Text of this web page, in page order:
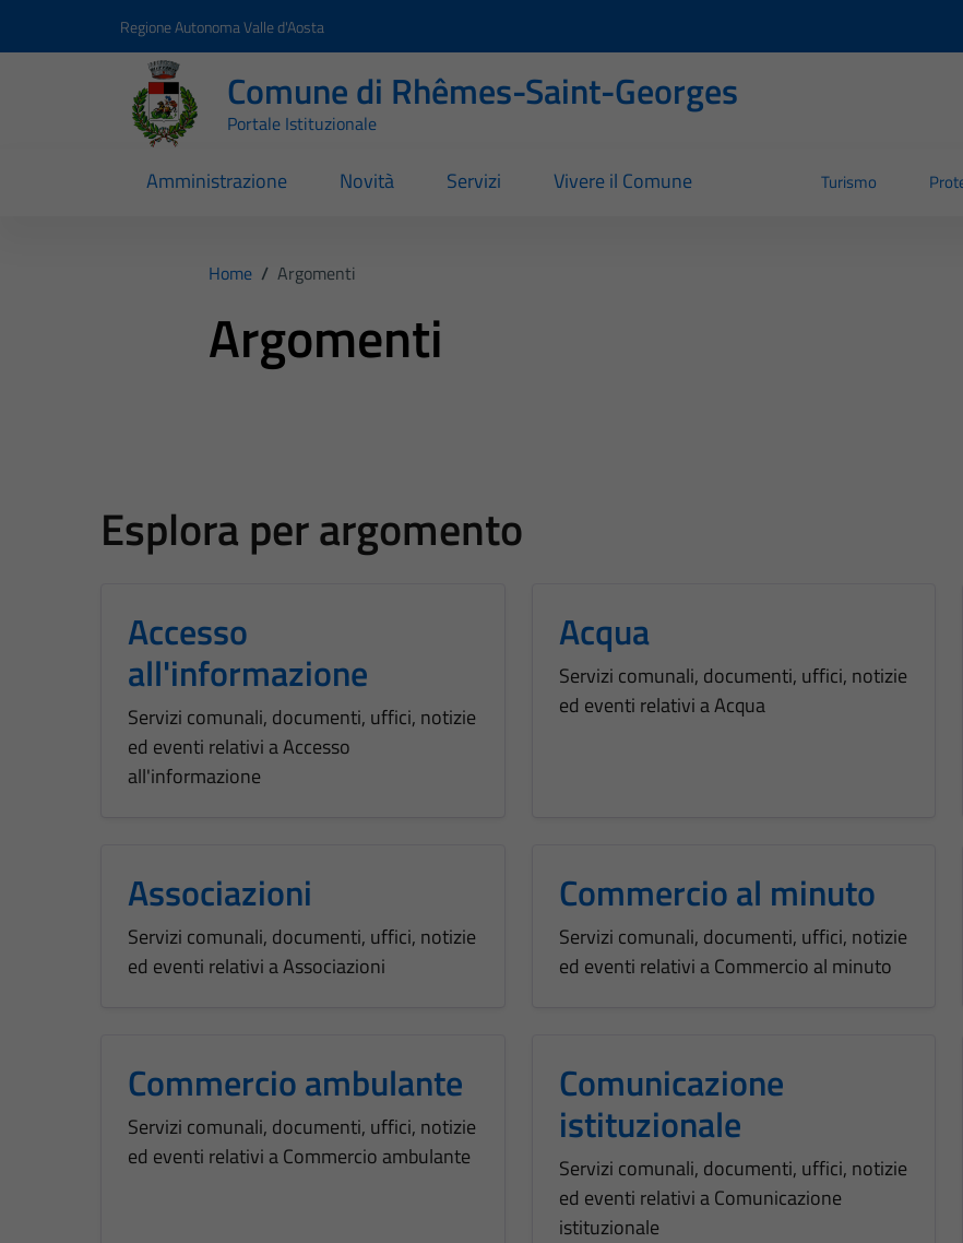
Regione Autonoma Valle d'Aosta
Comune di Rhêmes-Saint-Georges
Portale Istituzionale
Amministrazione Novità Servizi Vivere il Comune Turismo
Home / Argomenti
Argomenti
Esplora per argomento
Accesso
all'informazione
Servizi comunali, documenti, uffici, notizie
ed eventi relativi a Accesso
all'informazione
Acqua
Servizi comunali, documenti, uffici, notizie
ed eventi relativi a Acqua
Associazioni
Servizi comunali, documenti, uffici, notizie
ed eventi relativi a Associazioni
Commercio al minuto
Servizi comunali, documenti, uffici, notizie
ed eventi relativi a Commercio al minuto
Commercio ambulante
Servizi comunali, documenti, uffici, notizie
ed eventi relativi a Commercio ambulante
Comunicazione
istituzionale
Servizi comunali, documenti, uffici, notizie
ed eventi relativi a Comunicazione
istituzionale